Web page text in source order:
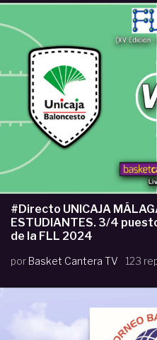
#Directo UNICAJA
ESTUDIANTES. 3/4
de la FLL 2024
por Basket Cantera TV 123